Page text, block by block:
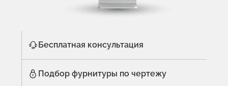
Бесплатная консультация
Подбор фурнитуры по чертежу